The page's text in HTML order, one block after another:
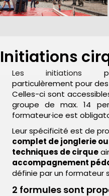
Initiations
Les initiations
particulèrement pour
Celles-ci sont
groupe de max. 14
formateur·ice est
Leur spécificité est de
complet de jonglerie
techniques de cirque
accompagnement
définie par un formateur
2 formules sont